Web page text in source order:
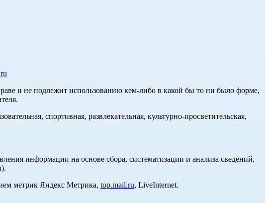
и не подлежит использованию кем-либо в какой бы то ни было форме,
спортивная, развлекательная, культурно-просветительская,
информации на основе сбора, систематизации и анализа сведений,
метрик Яндекс Метрика, top.mail.ru, LiveInternet.